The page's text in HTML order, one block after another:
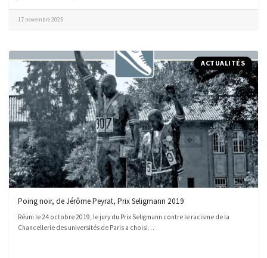
17 novembre 2025
ACTUALITÉS
Poing noir, de Jérôme Peyrat, Prix Seligmann 2019
Réuni le 24 octobre 2019, le jury du Prix Seligmann contre le racisme de la
Chancellerie des universités de Paris a choisi…